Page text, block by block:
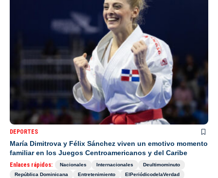
DEPORTES
María Dimitrova y Félix Sánchez viven un emotivo momento
familiar en los Juegos Centroamericanos y del Caribe
Enlaces rápidos: Nacionales Internacionales
Deultimominuto
República Dominicana
Entretenimiento
ElPeriódicodelaVerdad